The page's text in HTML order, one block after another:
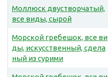
Моллюск двустворчатый,
все виды, сырой
Морской гребешок, все ви
ды, искусственный, сдела
ный из сурими